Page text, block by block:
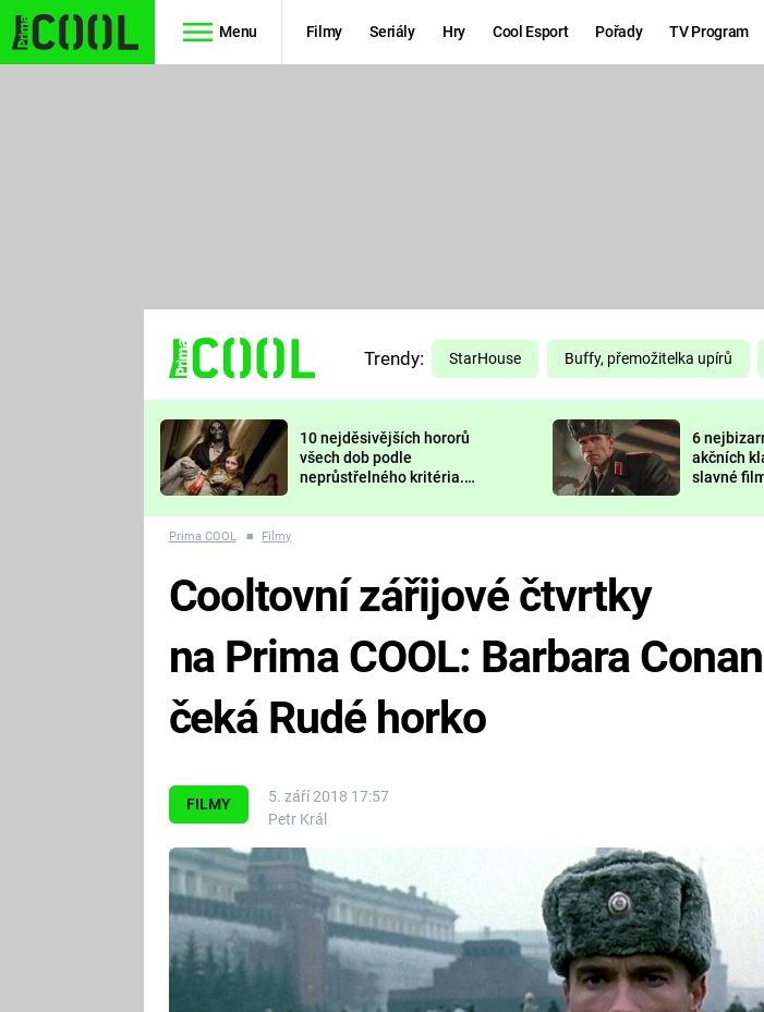
Menu Filmy Seriály Hry Cool Esport Pořady TV Program
TŘESKU
FUTURAMA
PREDÁTOR
DELIVERANCE
Trendy: StarHouse Buffy, přemožitelka upírů
10 nejděsivějších hororů
všech dob podle
neprůstřelného kritéria.
nejvíc zvednou tep?
6
akčních
slavné
Prima COOL ■ Filmy
FILMY
5. září 2018 17:57
Petr Král
Cooltovní zářijové čtvrtky
na Prima COOL: Barbara
čeká Rudé horko